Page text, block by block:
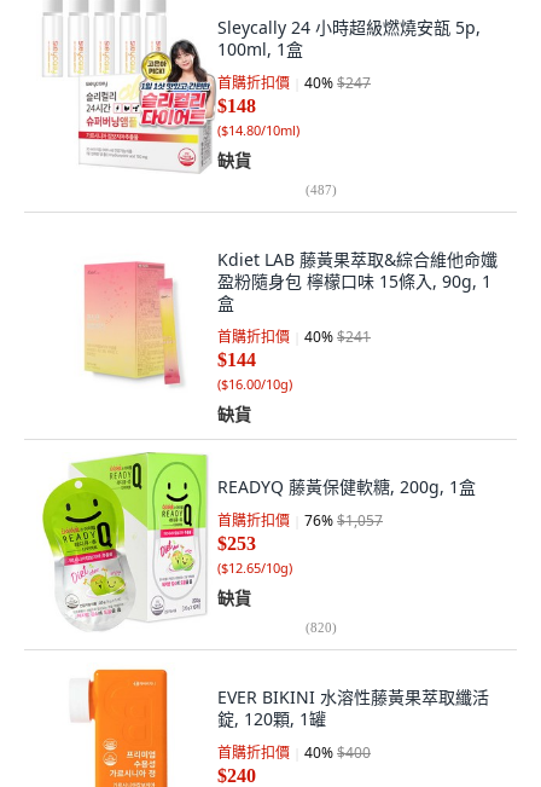
Sleycally 24 小時超級燃燒安瓿 5p,
100ml, 1盒
首購折扣價 40%$247
$148
($14.80/10ml)
缺貨
(487)
Kdiet LAB 藤黃果萃取&綜合維他命孅
盈粉隨身包 檸檬口味 15條入, 90g, 1
盒
首購折扣價 40%$241
$144
($16.00/10g)
缺貨
READYQ 藤黃保健軟糖, 200g, 1盒
首購折扣價 76%$1,057
$253
($12.65/10g)
缺貨
(820)
EVER BIKINI 水溶性藤黃果萃取纖活
錠, 120顆, 1罐
首購折扣價 40%$400
$240